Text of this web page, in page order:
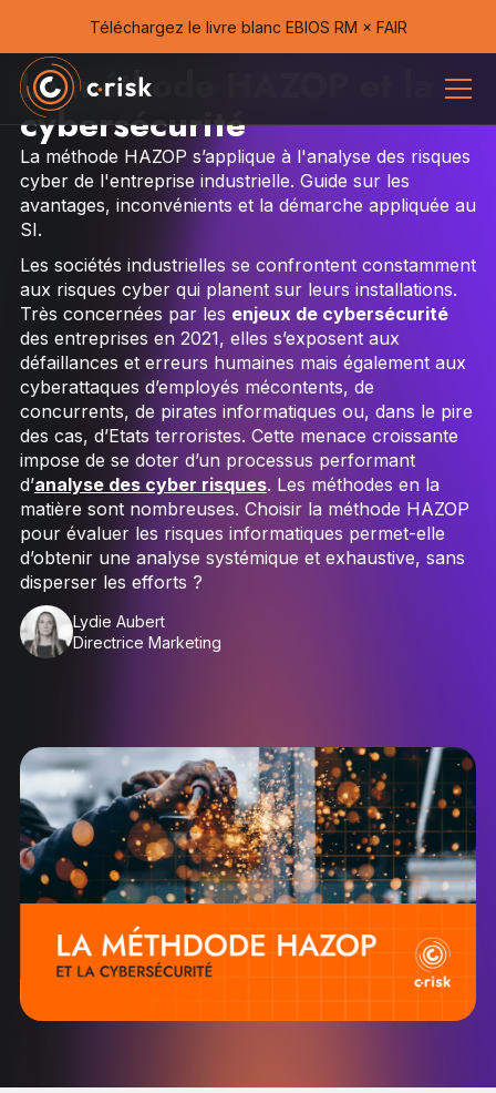
Téléchargez le livre blanc EBIOS RM × FAIR
La méthode HAZOP et la
cybersécurité
La méthode HAZOP s’applique à l'analyse des risques
cyber de l'entreprise industrielle. Guide sur les
avantages, inconvénients et la démarche appliquée au
SI.
Les sociétés industrielles se confrontent constamment
aux risques cyber qui planent sur leurs installations.
Très concernées par les enjeux de cybersécurité
des entreprises en 2021, elles s’exposent aux
défaillances et erreurs humaines mais également aux
cyberattaques d’employés mécontents, de
concurrents, de pirates informatiques ou, dans le pire
des cas, d’Etats terroristes. Cette menace croissante
impose de se doter d’un processus performant
d’analyse des cyber risques. Les méthodes en la
matière sont nombreuses. Choisir la méthode HAZOP
pour évaluer les risques informatiques permet-elle
d’obtenir une analyse systémique et exhaustive, sans
disperser les efforts ?
Lydie Aubert
Directrice Marketing